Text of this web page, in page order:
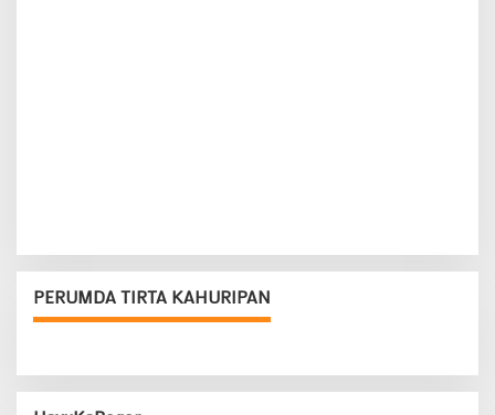
PERUMDA TIRTA KAHURIPAN